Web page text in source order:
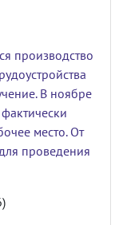
производство
В ноябре
место. От
проведения